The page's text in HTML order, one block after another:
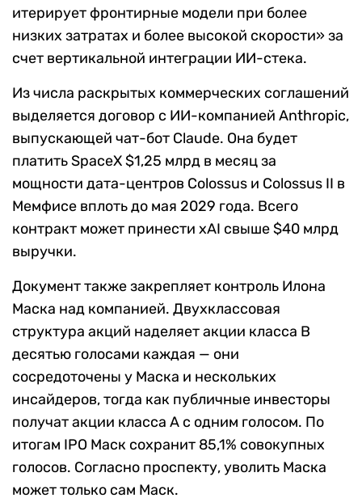
итерирует фронтирные модели при более
низких затратах и более высокой скорости» за
счет вертикальной интеграции ИИ-стека.
Из числа раскрытых коммерческих соглашений
выделяется договор с ИИ-компанией Anthropic,
выпускающей чат-бот Claude. Она будет
платить SpaceX $1,25 млрд в месяц за
мощности дата-центров Colossus и Colossus II в
Мемфисе вплоть до мая 2029 года. Всего
контракт может принести xAI свыше $40 млрд
выручки.
Документ также закрепляет контроль Илона
Маска над компанией. Двухклассовая
структура акций наделяет акции класса B
десятью голосами каждая — они
сосредоточены у Маска и нескольких
инсайдеров, тогда как публичные инвесторы
получат акции класса A с одним голосом. По
итогам IPO Маск сохранит 85,1% совокупных
голосов. Согласно проспекту, уволить Маска
может только сам Маск.